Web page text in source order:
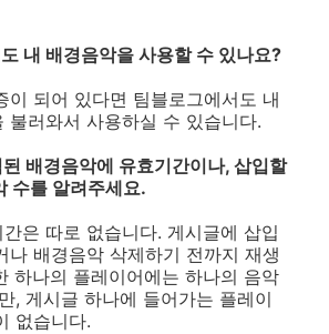
내 배경음악을 사용할 수 있나요?
이 되어 있다면 팀블로그에서도 내
불러와서 사용하실 수 있습니다.
배경음악에 유효기간이나, 삽입할
수를 알려주세요.
은 따로 없습니다. 게시글에 삽입
나 배경음악 삭제하기 전까지 재생
하나의 플레이어에는 하나의 음악
, 게시글 하나에 들어가는 플레이
없습니다.